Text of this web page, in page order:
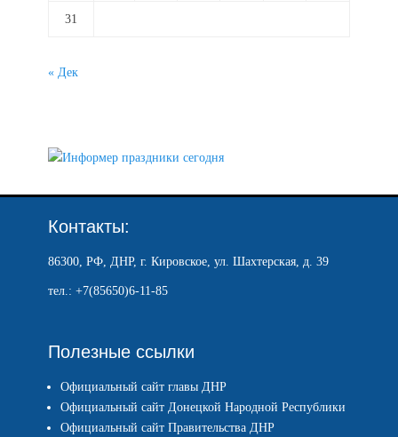
31
« Дек
Контакты:
86300, РФ, ДНР, г. Кировское, ул. Шахтерская, д. 39
тел.: +7(85650)6-11-85
Полезные ссылки
Официальный сайт главы ДНР
Официальный сайт Донецкой Народной Республики
Официальный сайт Правительства ДНР